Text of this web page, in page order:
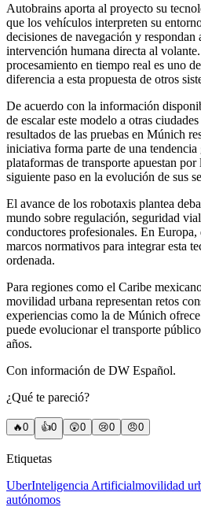
Autobrains aporta al proyecto su
que los vehículos interpreten su
decisiones de navegación y respondan
intervención humana directa al
procesamiento en tiempo real es uno
diferencia a esta propuesta de otros
De acuerdo con la información
de escalar este modelo a otras
resultados de las pruebas en Múnich
iniciativa forma parte de una
plataformas de transporte apuestan
siguiente paso en la evolución de sus
El avance de los robotaxis plantea
mundo sobre regulación, seguridad
conductores profesionales. En Europa,
marcos normativos para integrar esta
ordenada.
Para regiones como el Caribe
movilidad urbana representan retos
experiencias como la de Múnich
puede evolucionar el transporte
años.
Con información de DW Español.
¿Qué te pareció?
🔥0 👍0 😲0 😢0 😠0
Etiquetas
UberInteligencia Artificialmovilidad
autónomos